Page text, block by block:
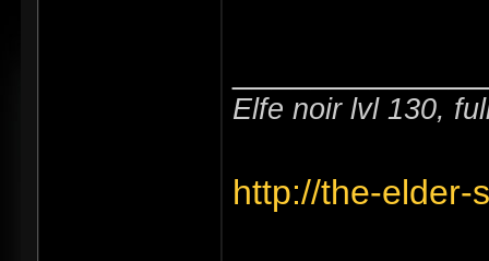
Elfe noir lvl 130,
http://the-elder-